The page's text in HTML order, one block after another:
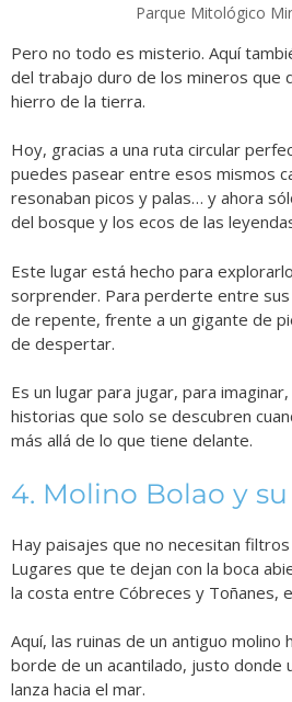
Parque Mitológico
Pero no todo es misterio. Aquí
del trabajo duro de los mineros que
hierro de la tierra.
Hoy, gracias a una ruta circular
puedes pasear entre esos mismos
resonaban picos y palas… y ahora
del bosque y los ecos de las
Este lugar está hecho para
sorprender. Para perderte entre
de repente, frente a un gigante de
de despertar.
Es un lugar para jugar, para
historias que solo se descubren
más allá de lo que tiene delante.
4. Molino Bolao y
Hay paisajes que no necesitan
Lugares que te dejan con la boca
la costa entre Cóbreces y Toñanes,
Aquí, las ruinas de un antiguo molino
borde de un acantilado, justo donde
lanza hacia el mar.